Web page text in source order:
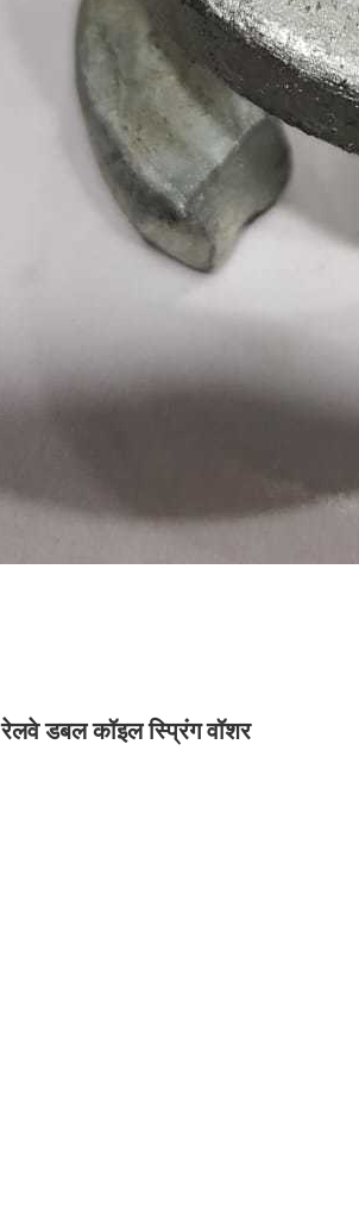
रेलवे डबल कॉइल स्प्रिंग वॉशर